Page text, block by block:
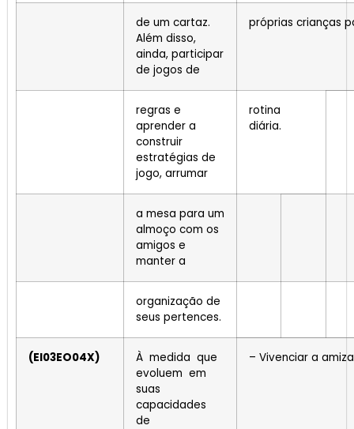
de um cartaz.
Além disso,
ainda, participar
de jogos de
próprias crianças
regras e
aprender a
construir
estratégias de
jogo, arrumar
rotina
diária.
a mesa para um
almoço com os
amigos e
manter a
organização de
seus pertences.
(EI03EO04X)
À medida que
evoluem em
suas
capacidades
de
– Vivenciar a